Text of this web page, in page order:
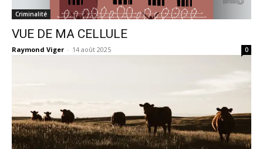
Criminalité
VUE DE MA CELLULE
Raymond Viger - 14 août 2025 0